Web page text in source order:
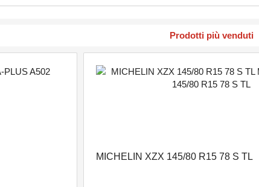
Prodotti più venduti
MICHELIN XZX 145/80 R15 78 S TL